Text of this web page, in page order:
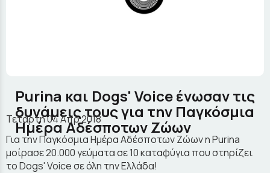
Purina και Dogs' Voice ένωσαν τις
δυνάμεις τους για την Παγκόσμια
Ημέρα Αδέσποτων Ζώων
Τετάρτη 04 Απρ 2018
Για την Παγκόσμια Ημέρα Αδέσποτων Ζώων η Purina
μοίρασε 20.000 γεύματα σε 10 καταφύγια που στηρίζει
το Dogs' Voice σε όλη την Ελλάδα!